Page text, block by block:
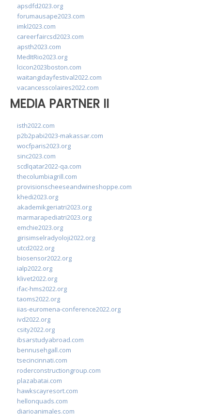
apsdfd2023.org
forumausape2023.com
imkl2023.com
careerfaircsd2023.com
apsth2023.com
MedItRio2023.org
lcicon2023boston.com
waitangidayfestival2022.com
vacancesscolaires2022.com
MEDIA PARTNER II
isth2022.com
p2b2pabi2023-makassar.com
wocfparis2023.org
sinc2023.com
scdlqatar2022-qa.com
thecolumbiagrill.com
provisionscheeseandwineshoppe.com
khedi2023.org
akademikgeriatri2023.org
marmarapediatri2023.org
emchie2023.org
girisimselradyoloji2022.org
utcd2022.org
biosensor2022.org
ialp2022.org
klivet2022.org
ifac-hms2022.org
taoms2022.org
iias-euromena-conference2022.org
ivd2022.org
csity2022.org
ibsarstudyabroad.com
bennusehgall.com
tsecincinnati.com
roderconstructiongroup.com
plazabatai.com
hawkscayresort.com
hellonquads.com
diarioanimales.com